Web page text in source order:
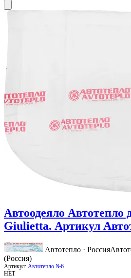
Автоодеяло Автотепло
Giulietta. Артикул
Автотепло · Россия
(Россия)
Артикул: Автотепло №6
НЕТ